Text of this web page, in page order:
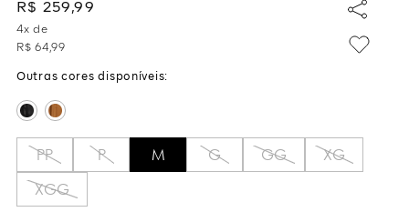
R$ 259,99
4x de
R$ 64,99
PP P M G GG
XG
XGG